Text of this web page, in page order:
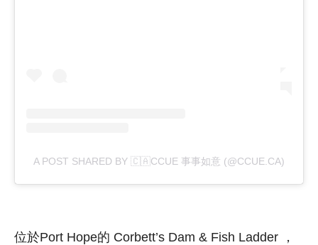
A POST SHARED BY 🇨🇦CCUE 事事如意 (@CCUE.CA)
位於Port Hope的 Corbett’s Dam & Fish Ladder ，